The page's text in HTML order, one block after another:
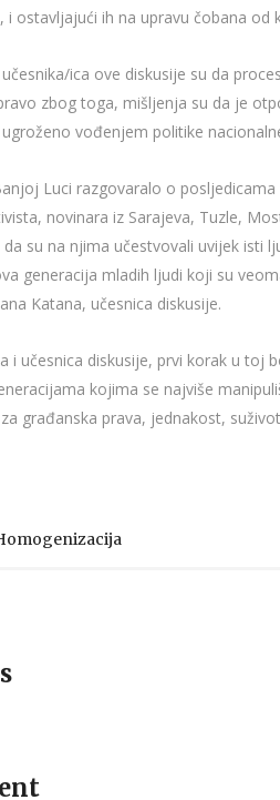
i ostavljajući ih na upravu čobana
ica ove diskusije su da
zbog toga, mišljenja su da je
vođenjem politike
Luci razgovaralo o
novinara iz Sarajeva, Tuzle,
su na njima učestvovali uvijek
generacija mladih ljudi koji su
Katana, učesnica diskusije.
i učesnica diskusije, prvi korak u
kojima se najviše
građanska prava, jednakost,